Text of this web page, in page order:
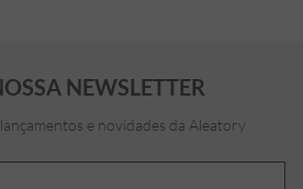
NEWSLETTER
e novidades da Aleatory